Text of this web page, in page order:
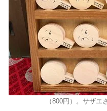
（800円）。サザ